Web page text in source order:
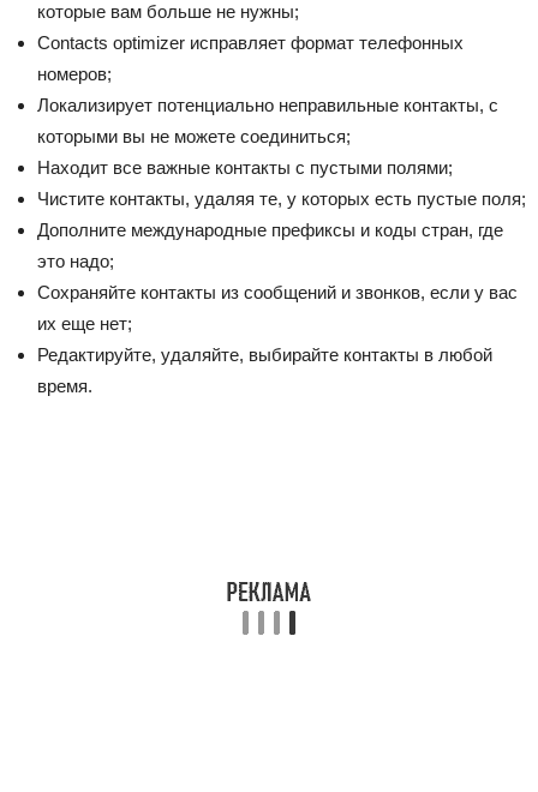
которые вам больше не нужны;
Contacts optimizer исправляет формат телефонных
номеров;
Локализирует потенциально неправильные контакты, с
которыми вы не можете соединиться;
Находит все важные контакты с пустыми полями;
Чистите контакты, удаляя те, у которых есть пустые поля;
Дополните международные префиксы и коды стран, где
это надо;
Сохраняйте контакты из сообщений и звонков, если у вас
их еще нет;
Редактируйте, удаляйте, выбирайте контакты в любой
время.